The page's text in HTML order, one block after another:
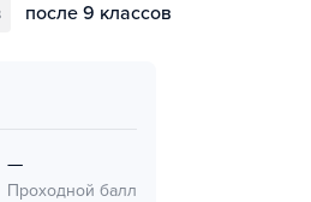
после 9 классов
—
Проходной балл